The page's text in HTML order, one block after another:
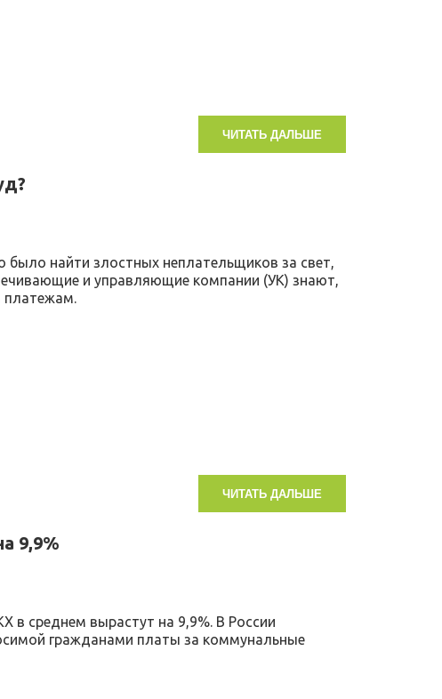
ЧИТАТЬ ДАЛЬШЕ
найти злостных неплательщиков за свет,
и управляющие компании (УК) знают,
платежам.
ЧИТАТЬ ДАЛЬШЕ
9,9%
в среднем вырастут на 9,9%. В России
гражданами платы за коммунальные